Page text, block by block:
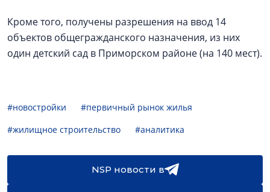
Кроме того, получены разрешения на ввод 14
объектов общегражданского назначения, из них
один детский сад в Приморском районе (на 140 мест).
#новостройки
#первичный рынок жилья
#жилищное строительство
#аналитика
NSP новости в